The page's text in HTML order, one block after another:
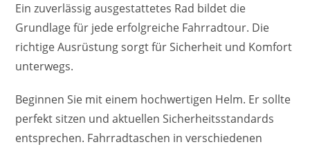
Ein zuverlässig ausgestattetes Rad bildet die
Grundlage für jede erfolgreiche Fahrradtour. Die
richtige Ausrüstung sorgt für Sicherheit und Komfort
unterwegs.
Beginnen Sie mit einem hochwertigen Helm. Er sollte
perfekt sitzen und aktuellen Sicherheitsstandards
entsprechen. Fahrradtaschen in verschiedenen